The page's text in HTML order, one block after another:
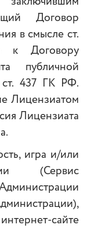
Договор
в смысле ст.
к Договору
публичной
437 ГК РФ.
Лицензиатом
Лицензиата
игра и/или
(Сервис
сайте